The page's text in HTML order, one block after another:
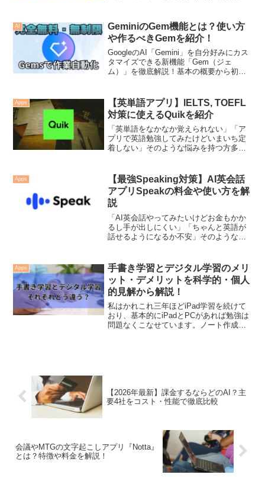
AI
GeminiのGem機能とは？使い方
や作るべきGemを紹介！
GoogleのAI「Gemini」を自分好みにカス
タマイズできる新機能「Gem（ジェ
ム）」を徹底解説！基本の概要から初心
スタム例まで紹介します。自分専用のAI
アシスタントを作ってみましょう！
Apps
【英単語アプリ】IELTS, TOEFL
対策に使えるQuikを紹介
「英単語をなかなか覚えられない」「ア
プリで英語勉強してみたけどいまいち定
着しない」そのような悩みを持つ方多い
でした。今回はインスタグラムの広告で
見てから気になっていて、最近使い始め
ましたが、なかなか革新的で面白いアプ
リでしたので、紹介します。この記事を
読めば、いままで英単語が覚えられずに
英語に苦手意識があったあなたもきっと
これまで以上に英語が得意になるでしょ
う。ぜひ最後まで読んでみてください。
Apps
【最強Speaking対策】AI英会話
アプリSpeakの料金や使い方を解
説
「AI英会話やってみたいけどお金もかか
るし手が出しにくい」「ちゃんと英語が
話せるようになるか不安」そのような悩
リSpeakの解説をしていこうと思いま
す。料金や使い方・体験してみて思った
ことなどをしっかり共有します。あまり
お金をかけず、独学で英語を話せるよう
になりたい方にはおすすめです。
Apps
手書き学習とデジタル学習のメリ
ット・デメリットを科学的・個人
的見解から解説！
私はかれこれ三年ほどiPad学習を続けて
おり、基本的にiPadとPCがあれば勉強は
問題なくこなせています。ノート作成か
比較し、科学的に示されている優越性
と、私自身が実際に学習を続ける中で感
った勉強法を探しているかたは、ぜひ最
後まで読んでみてください！
【2026年最新】課金するならどのAI？主
要4社をコスト・性能で徹底比較
会議やMTGの文字起こしアプリ『Notta』
とは？特徴や料金を解説！